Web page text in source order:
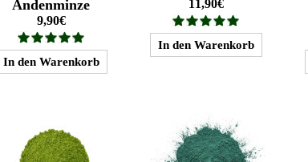
Andenminze
9,90€
11,90€